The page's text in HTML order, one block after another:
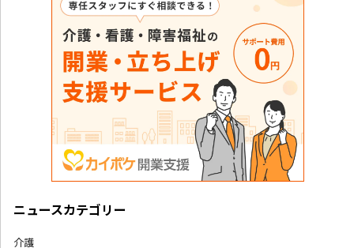
ニュースカテゴリー
介護